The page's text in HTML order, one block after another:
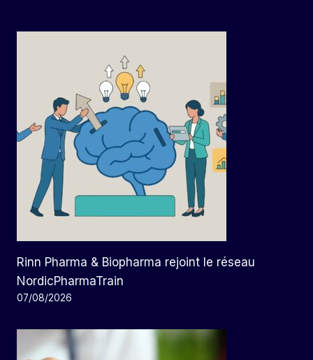
Rinn Pharma & Biopharma rejoint le réseau
NordicPharmaTrain
07/08/2026